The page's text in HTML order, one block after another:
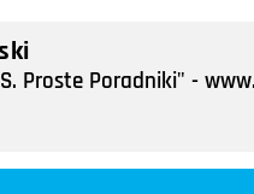
Proste Poradniki" -